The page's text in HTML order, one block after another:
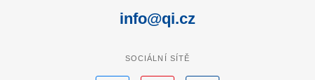
info@qi.cz
SOCIÁLNÍ SÍTĚ